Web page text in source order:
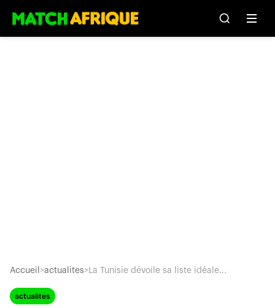
Accueil >actualites> La Tunisie dévoile sa liste idéale...
actualites